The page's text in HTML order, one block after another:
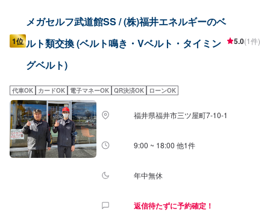
1位
メガセルフ武道館SS / (株)福井エネルギーのベ
ルト類交換 (ベルト鳴き・Vベルト・タイミン
グベルト)
5.0(1件)
代車OK カードOK 電子マネーOK QR決済OK ローンOK
福井県福井市三ツ屋町7-10-1
9:00 ~ 18:00 他1件
年中無休
返信待たずに予約確定！